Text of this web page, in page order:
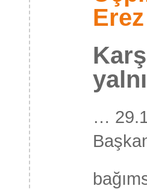
Erez
…